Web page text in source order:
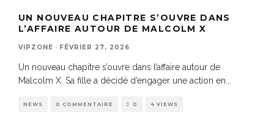
UN NOUVEAU CHAPITRE S’OUVRE DANS
L’AFFAIRE AUTOUR DE MALCOLM X
VIPZONE · FÉVRIER 27, 2026
Un nouveau chapitre s’ouvre dans l’affaire autour de
Malcolm X. Sa fille a décidé d’engager une action en
NEWS 0 COMMENTAIRE 0 4 VIEWS